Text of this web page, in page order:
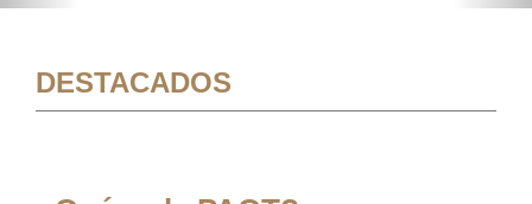
DESTACADOS